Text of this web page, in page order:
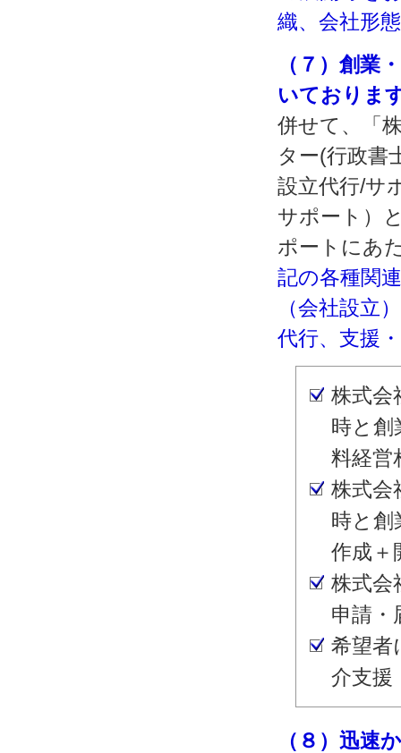
織、会社形
（７）創業
いておりま
併せて、「
ター(行政書
設立代行/サ
サポート）
ポートにあ
記の各種関
（会社設立
代行、支援
株式会
時と創
料経営
株式会
時と創
作成＋
株式会
申請・
希望者
介支援
（８）迅速